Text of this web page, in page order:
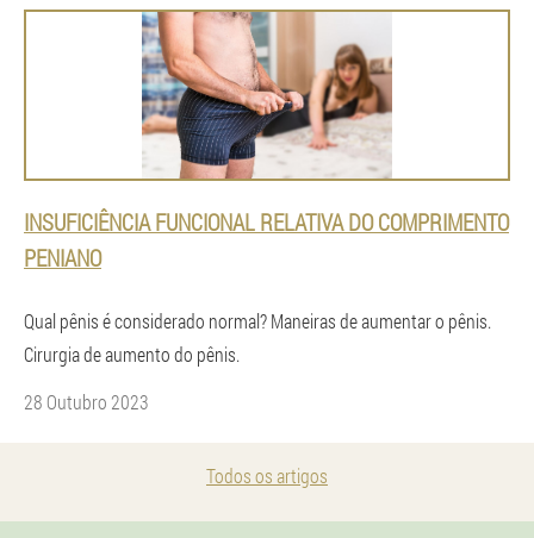
INSUFICIÊNCIA FUNCIONAL RELATIVA DO COMPRIMENTO
PENIANO
Qual pênis é considerado normal? Maneiras de aumentar o pênis.
Cirurgia de aumento do pênis.
28 Outubro 2023
Todos os artigos